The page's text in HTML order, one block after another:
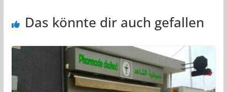
Das könnte dir auch gefallen